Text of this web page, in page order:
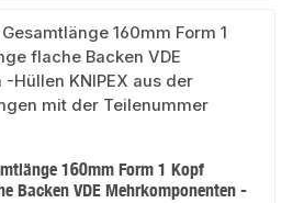
160mm Form 1 Kopf
Backen VDE Mehrkomponenten -